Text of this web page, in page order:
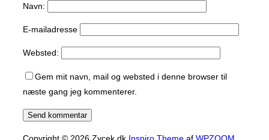
Navn:
E-mailadresse
Websted:
Gem mit navn, mail og websted i denne browser til
næste gang jeg kommenterer.